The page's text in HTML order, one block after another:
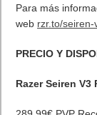
Para más
web rzr.to/seiren-
PRECIO Y
Razer Seiren V3